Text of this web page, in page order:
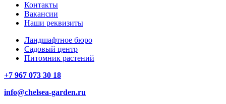
Контакты
Вакансии
Наши реквизиты
Ландшафтное бюро
Садовый центр
Питомник растений
+7 967 073 30 18
info@chelsea-garden.ru